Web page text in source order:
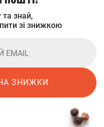
знай,
зі знижкою
ЗНИЖКИ